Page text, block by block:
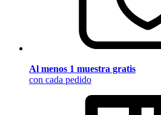
Al menos 1 muestra gratis
con cada pedido